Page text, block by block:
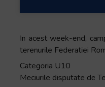
In acest week-end,
terenurile Federatiei
Categoria U10
Meciurile disputate de